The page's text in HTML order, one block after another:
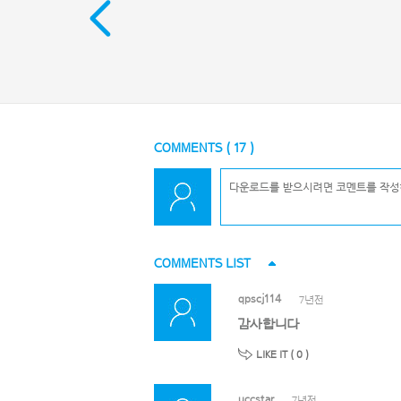
COMMENTS ( 17 )
COMMENTS LIST
qpscj114 7년전
감사합니다
LIKE IT ( 0 )
uccstar